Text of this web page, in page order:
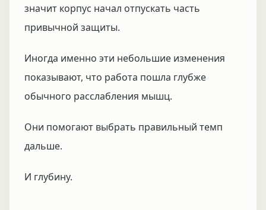
значит корпус начал отпускать часть
привычной защиты.
Иногда именно эти небольшие изменения
показывают, что работа пошла глубже
обычного расслабления мышц.
Они помогают выбрать правильный темп
дальше.
И глубину.